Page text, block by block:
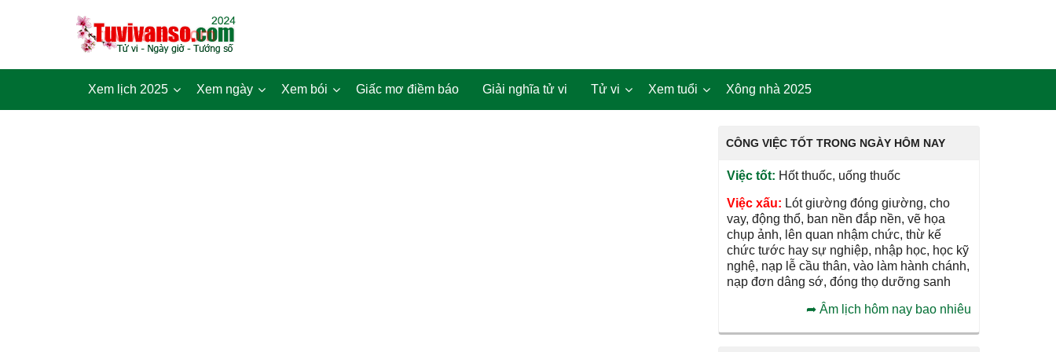
Xem lịch 2025 Xem ngày Xem bói Giấc mơ điềm báo Giải nghĩa tử vi Tử vi Xem tuổi Xông nhà 2025
CÔNG VIỆC TỐT TRONG NGÀY HÔM NAY
Việc tốt: Hốt thuốc, uống thuốc
Việc xấu: Lót giường đóng giường, cho
vay, động thổ, ban nền đắp nền, vẽ họa
chụp ảnh, lên quan nhậm chức, thừ kế
chức tước hay sự nghiệp, nhập học, học kỹ
nghệ, nạp lễ cầu thân, vào làm hành chánh,
nạp đơn dâng sớ, đóng thọ dưỡng sanh
➦ Âm lịch hôm nay bao nhiêu